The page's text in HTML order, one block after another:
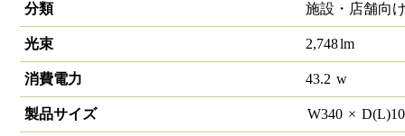
分類
施設・店舗向
光束 2,748lm
消費電力 43.2 w
製品サイズ W340 × D(L)